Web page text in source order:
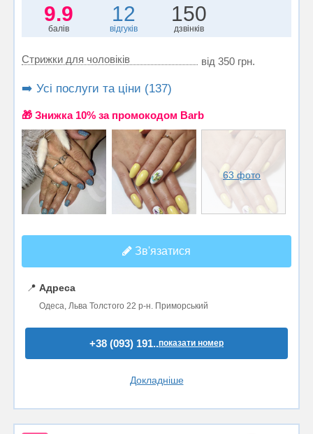
9.9
балів
12
відгуків
150
дзвінків
Стрижки для чоловіків від 350 грн.
➡️ Усі послуги та ціни (137)
🎁 Знижка 10% за промокодом Barb
63 фото
Зв'язатися
📍 Адреса
Одеса, Льва Толстого 22 р-н. Приморський
+38 (093) 191..показати номер
Докладніше